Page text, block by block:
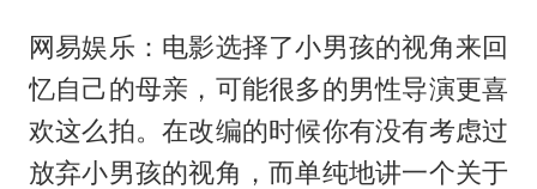
网易娱乐：电影选择了小男孩的视角来回
忆自己的母亲，可能很多的男性导演更喜
欢这么拍。在改编的时候你有没有考虑过
放弃小男孩的视角，而单纯地讲一个关于